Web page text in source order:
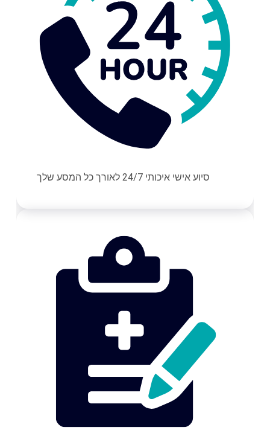
סיוע אישי איכותי 24/7 לאורך כל המסע שלך